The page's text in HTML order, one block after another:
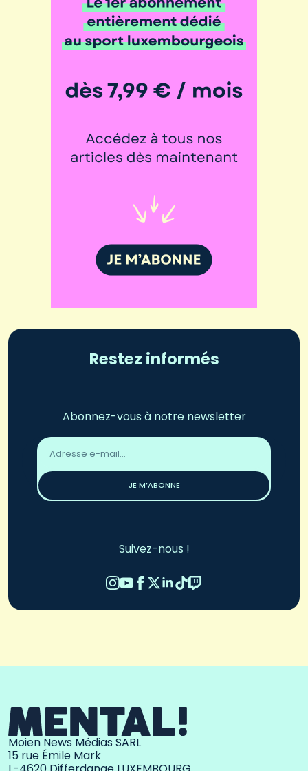
Restez informés
Abonnez-vous à notre newsletter
Adresse
email
JE M’ABONNE
Suivez-nous !
Moien News Médias SARL
15 rue Émile Mark